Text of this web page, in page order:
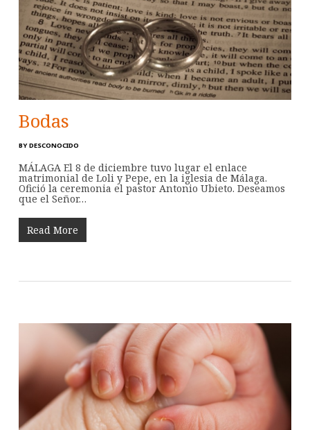
Bodas
BY DESCONOCIDO
MÁLAGA El 8 de diciembre tuvo lugar el enlace
matrimonial de Loli y Pepe, en la iglesia de Málaga.
Ofició la ceremonia el pastor Antonio Ubieto. Deseamos
que el Señor…
Read More